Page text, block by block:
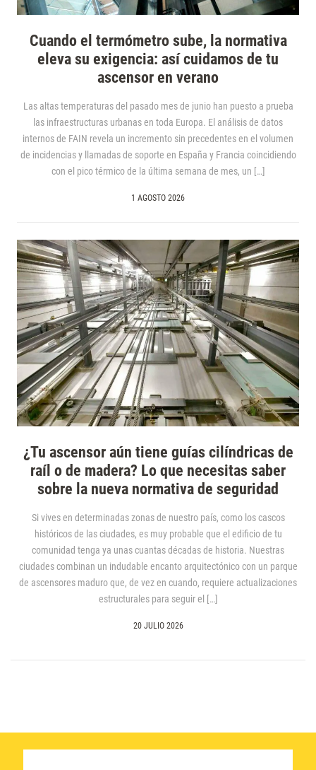
Cuando el termómetro sube, la normativa
eleva su exigencia: así cuidamos de tu
ascensor en verano
Las altas temperaturas del pasado mes de junio han puesto a prueba
las infraestructuras urbanas en toda Europa. El análisis de datos
internos de FAIN revela un incremento sin precedentes en el volumen
de incidencias y llamadas de soporte en España y Francia coincidiendo
con el pico térmico de la última semana de mes, un […]
1 AGOSTO 2026
¿Tu ascensor aún tiene guías cilíndricas de
raíl o de madera? Lo que necesitas saber
sobre la nueva normativa de seguridad
Si vives en determinadas zonas de nuestro país, como los cascos
históricos de las ciudades, es muy probable que el edificio de tu
comunidad tenga ya unas cuantas décadas de historia. Nuestras
ciudades combinan un indudable encanto arquitectónico con un parque
de ascensores maduro que, de vez en cuando, requiere actualizaciones
estructurales para seguir el […]
20 JULIO 2026